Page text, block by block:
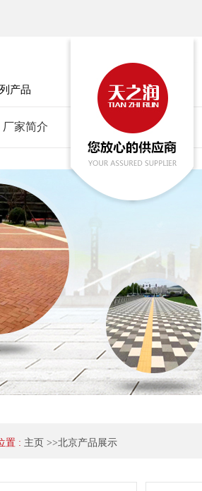
产品
厂家简介
置 : 主页 >>北京产品展示